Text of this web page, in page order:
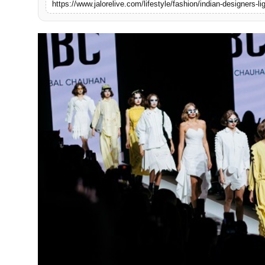
लाइफस्टाइल
https://www.jalorelive.com/lifestyle/fashion/indian-designers-